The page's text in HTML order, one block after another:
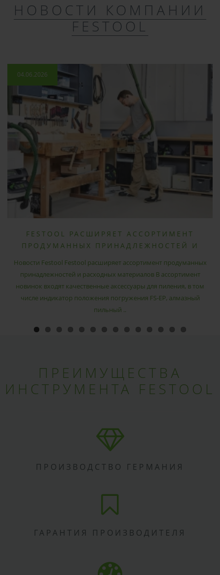
НОВОСТИ КОМПАНИИ
FESTOOL
04.06.2026
FESTOOL РАСШИРЯЕТ АССОРТИМЕНТ
ПРОДУМАННЫХ ПРИНАДЛЕЖНОСТЕЙ И
Новости Festool Festool расширяет ассортимент продуманных
принадлежностей и расходных материалов В ассортимент
новинок входят качественные аксессуары для пиления, в том
числе индикатор положения погружения FS-EP, алмазный
пильный ..
ПРЕИМУЩЕСТВА
ИНСТРУМЕНТА FESTOOL
ПРОИЗВОДСТВО ГЕРМАНИЯ
ГАРАНТИЯ ПРОИЗВОДИТЕЛЯ